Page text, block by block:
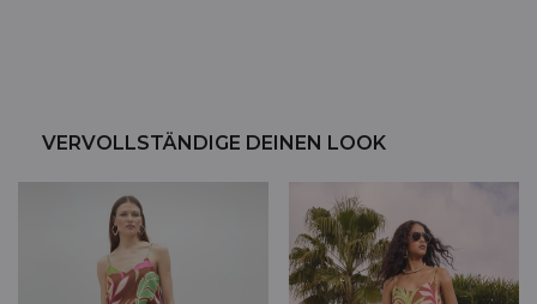
VERVOLLSTÄNDIGE DEINEN LOOK